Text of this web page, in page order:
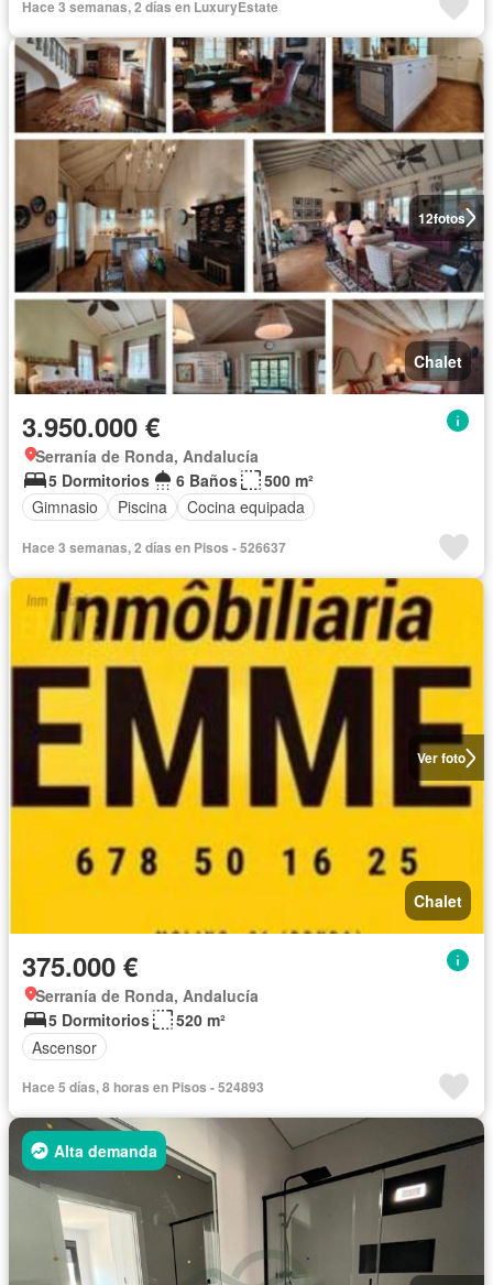
Hace 3 semanas, 2 días en LuxuryEstate
12fotos
Chalet
3.950.000 €
Serranía de Ronda, Andalucía
5 Dormitorios
6 Baños
500 m²
Gimnasio
Piscina Cocina equipada
Hace 3 semanas, 2 días en Pisos - 526637
Ver foto
Chalet
375.000 €
Serranía de Ronda, Andalucía
5 Dormitorios
520 m²
Ascensor
Hace 5 días, 8 horas en Pisos - 524893
Alta demanda